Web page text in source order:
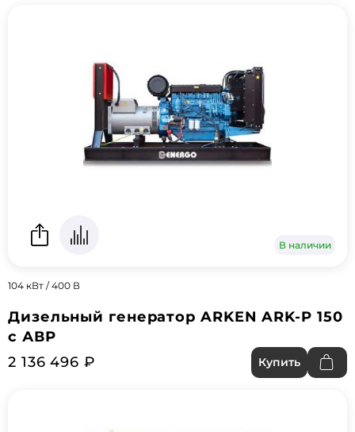
В наличии
104 кВт / 400 В
Дизельный генератор ARKEN ARK-P 150
с АВР
2 136 496 ₽
Купить